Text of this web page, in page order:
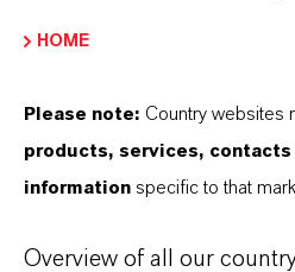
Partner für Ihr
HOME
Please note: Country websites
products, services,
information specific to that
Overview of all our